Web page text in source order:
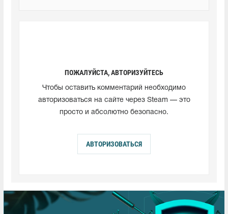
ПОЖАЛУЙСТА, АВТОРИЗУЙТЕСЬ
Чтобы оставить комментарий необходимо
авторизоваться на сайте через Steam — это
просто и абсолютно безопасно.
АВТОРИЗОВАТЬСЯ